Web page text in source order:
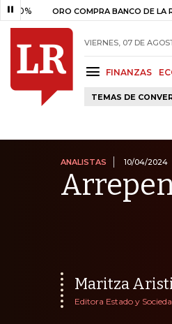
ORO COMPRA BANCO DE LA
VIERNES, 07 DE
FINANZAS
TEMAS DE
ANALISTAS 10/04/2024
Maritza
Editora Estado y